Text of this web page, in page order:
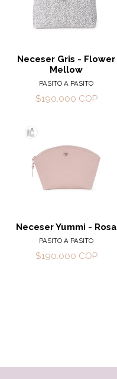
Neceser Gris - Flower
Mellow
PASITO A PASITO
$190.000 COP
Neceser Yummi - Rosa
PASITO A PASITO
$190.000 COP